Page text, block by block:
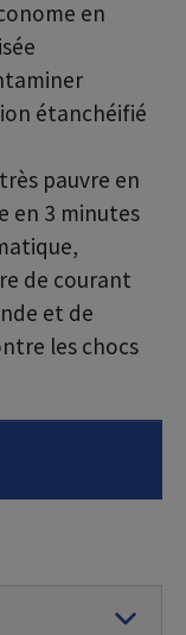
en
étanchéifié
pauvre en
en 3 minutes
de courant
et de
les chocs